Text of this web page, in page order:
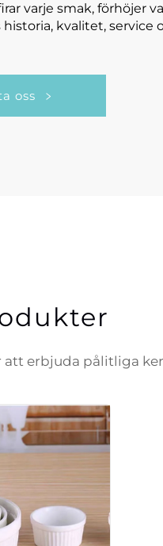
varje smak, förhöjer
historia, kvalitet,
oss
att erbjuda pålitliga